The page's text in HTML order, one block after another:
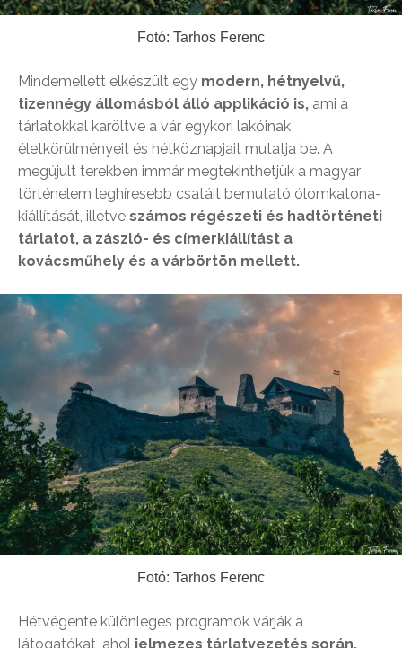
Fotó: Tarhos Ferenc
Mindemellett elkészült egy modern, hétnyelvű,
tizennégy állomásból álló applikáció is, ami a
tárlatokkal karöltve a vár egykori lakóinak
életkörülményeit és hétköznapjait mutatja be. A
megújult terekben immár megtekinthetjük a magyar
történelem leghíresebb csatáit bemutató ólomkatona-
kiállítását, illetve számos régészeti és hadtörténeti
tárlatot, a zászló- és címerkiállítást a
kovácsműhely és a várbörtön mellett.
Fotó: Tarhos Ferenc
Hétvégente különleges programok várják a
látogatókat, ahol jelmezes tárlatvezetés során,